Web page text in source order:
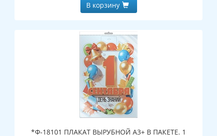
В корзину
*Ф-18101 ПЛАКАТ ВЫРУБНОЙ А3+ В ПАКЕТЕ. 1